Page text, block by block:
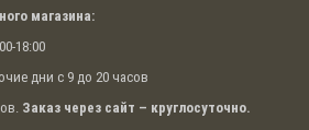
магазина:
18:00
дни с 9 до 20 часов
Заказ через сайт – круглосуточно.